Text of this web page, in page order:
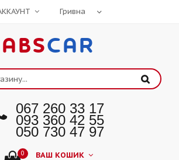
ABSCAR
067 260 33 17
093 360 42 55
050 730 47 97
0 ВАШ КОШИК